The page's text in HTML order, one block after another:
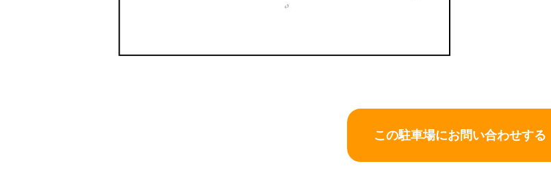
この駐車場にお問い合わせする